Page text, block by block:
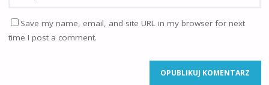
Save my name, email, and site URL in my browser for next
time I post a comment.